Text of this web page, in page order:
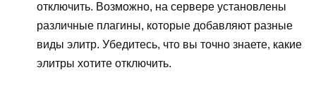
отключить. Возможно, на сервере установлены
различные плагины, которые добавляют разные
виды элитр. Убедитесь, что вы точно знаете, какие
элитры хотите отключить.